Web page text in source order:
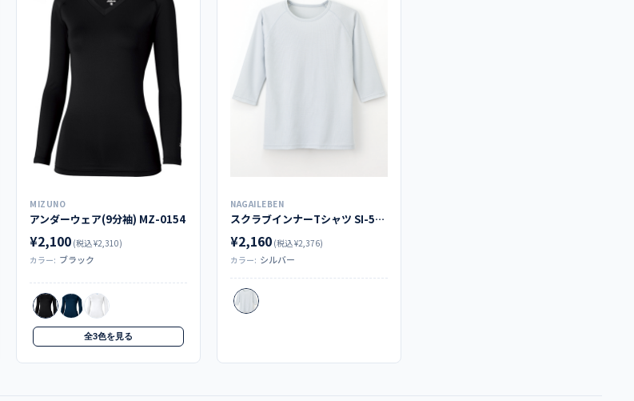
MIZUNO
アンダーウェア(9分袖) MZ-0154
¥2,100 (税込 ¥2,310)
カラー: ブラック
全3色を見る
NAGAILEBEN
スクラブインナーTシャツ SI-5077
¥2,160 (税込 ¥2,376)
カラー: シルバー